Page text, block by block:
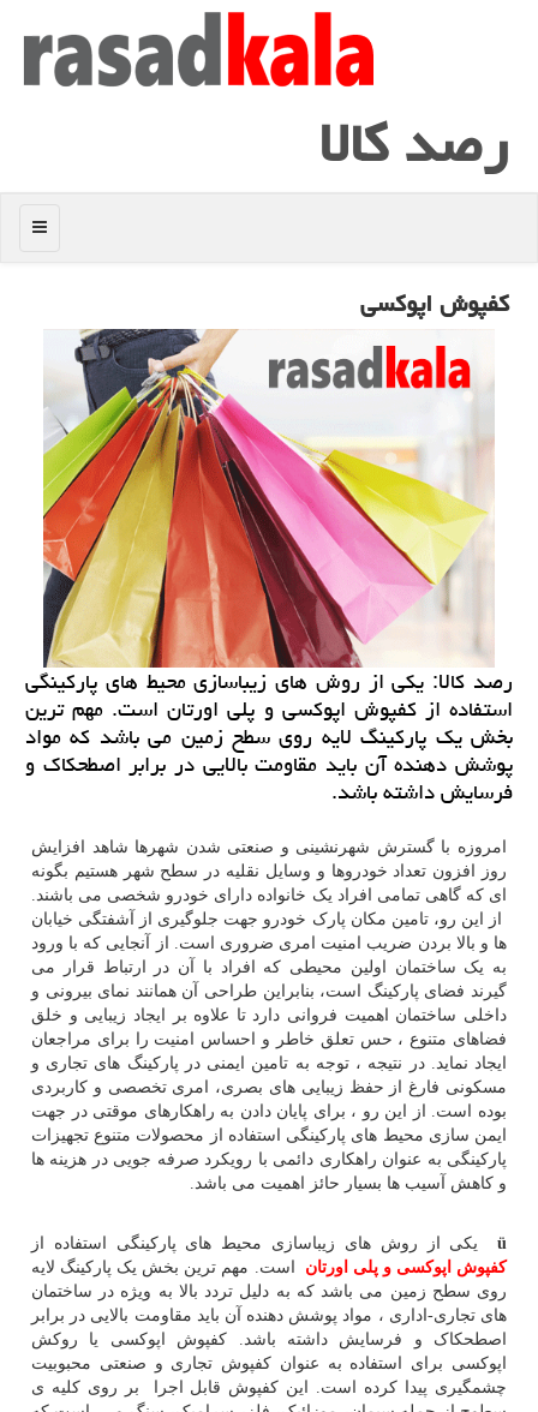
رصد كالا
منو
كفپوش اپوكسی
رصد كالا: یكی از روش های زیباسازی محیط های پاركینگی
استفاده از كفپوش اپوكسی و پلی اورتان است. مهم ترین
بخش یك پاركینگ لایه روی سطح زمین می باشد كه مواد
پوشش دهنده آن باید مقاومت بالایی در برابر اصطحكاك و
فرسایش داشته باشد.
امروزه با گسترش شهرنشینی و صنعتی شدن شهرها شاهد افزایش
روز افزون تعداد خودروها و وسایل نقلیه در سطح شهر هستیم بگونه
ای که گاهی تمامی افراد یک خانواده دارای خودرو شخصی می باشند.
از این رو، تامین مکان پارک خودرو جهت جلوگیری از آشفتگی خیابان
ها و بالا بردن ضریب امنیت امری ضروری است. از آنجایی که با ورود
به یک ساختمان اولین محیطی که افراد با آن در ارتباط قرار می
گیرند فضای پارکینگ است، بنابراین طراحی آن همانند نمای بیرونی و
داخلی ساختمان اهمیت فروانی دارد تا علاوه بر ایجاد زیبایی و خلق
فضاهای متنوع ، حس تعلق خاطر و احساس امنیت را برای مراجعان
ایجاد نماید. در نتیجه ، توجه به تامین ایمنی در پارکینگ های تجاری و
مسکونی فارغ از حفظ زیبایی های بصری، امری تخصصی و کاربردی
بوده است. از این رو ، برای پایان دادن به راهکارهای موقتی در جهت
ایمن سازی محیط های پارکینگی استفاده از محصولات متنوع تجهیزات
پارکینگی به عنوان راهکاری دائمی با رویکرد صرفه جویی در هزینه ها
و کاهش آسیب ها بسیار حائز اهمیت می باشد.
ü
یکی از روش های زیباسازی محیط های پارکینگی استفاده از
کفپوش اپوکسی و پلی اورتان است. مهم ترین بخش یک پارکینگ لایه
روی سطح زمین می باشد که به دلیل تردد بالا به ویژه در ساختمان
های تجاری-اداری ، مواد پوشش دهنده آن باید مقاومت بالایی در برابر
اصطحکاک و فرسایش داشته باشد. کفپوش اپوکسی یا روکش
اپوکسی برای استفاده به عنوان کفپوش تجاری و صنعتی محبوبیت
چشمگیری پیدا کرده است. این کفپوش قابل اجرا بر روی کلیه ی